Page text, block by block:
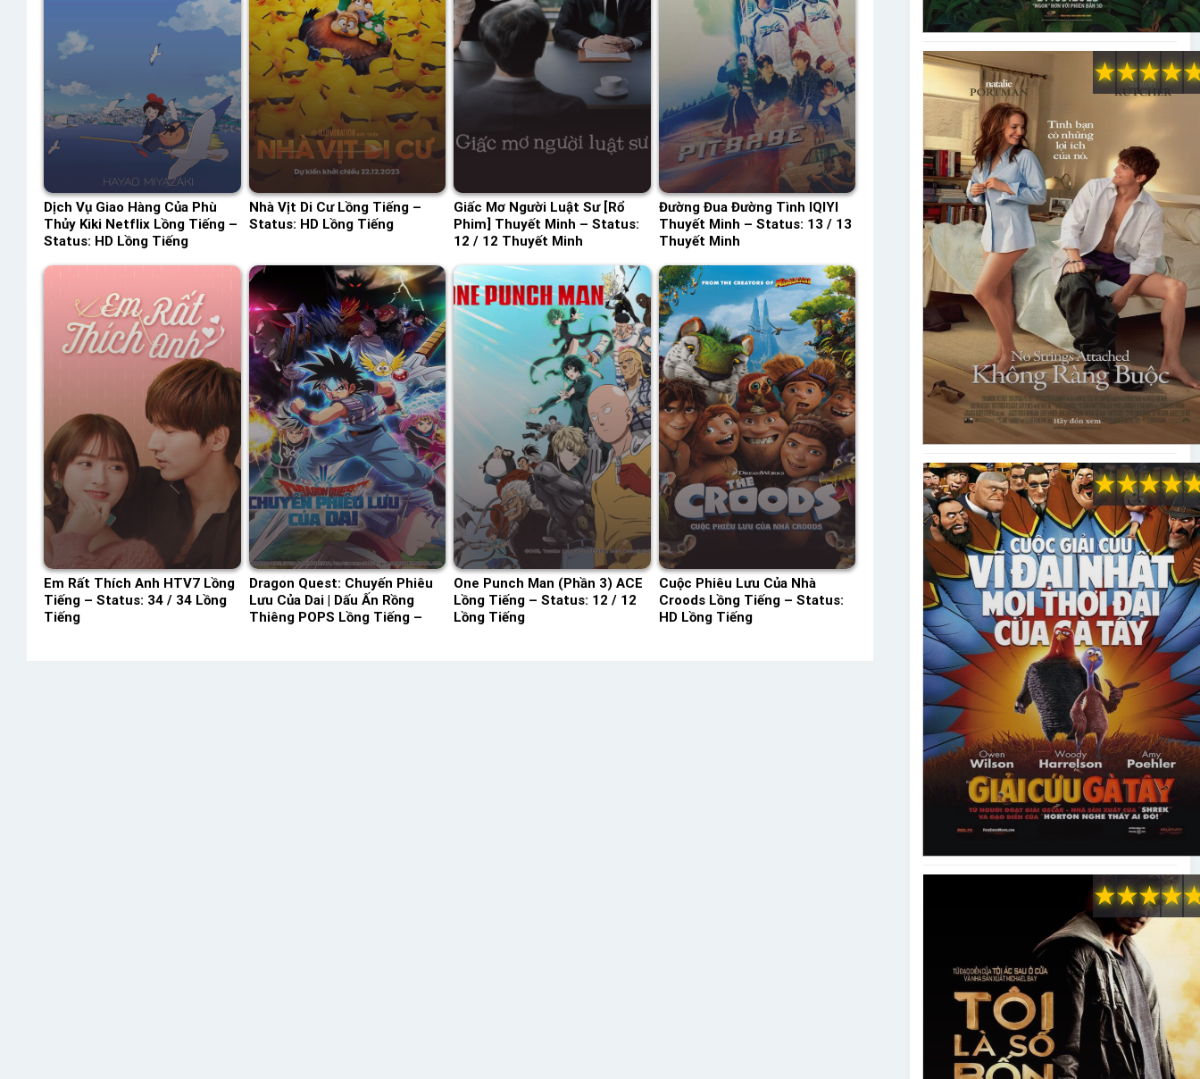
Dịch Vụ Giao Hàng Của Phù
Thủy Kiki Netflix Lồng Tiếng –
Status: HD Lồng Tiếng
Nhà Vịt Di Cư Lồng Tiếng –
Status: HD Lồng Tiếng
Giấc Mơ Người Luật Sư [Rổ
Phim] Thuyết Minh – Status:
12 / 12 Thuyết Minh
Đường Đua Đường Tình IQIYI
Thuyết Minh – Status: 13 / 13
Thuyết Minh
Em Rất Thích Anh HTV7 Lồng
Tiếng – Status: 34 / 34 Lồng
Tiếng
Dragon Quest: Chuyến Phiêu
Lưu Của Dai | Dấu Ấn Rồng
Thiêng POPS Lồng Tiếng –
One Punch Man (Phần 3) ACE
Lồng Tiếng – Status: 12 / 12
Lồng Tiếng
Cuộc Phiêu Lưu Của Nhà
Croods Lồng Tiếng – Status:
HD Lồng Tiếng
★
★
★
★
★
★
★
★
★
★
★
★